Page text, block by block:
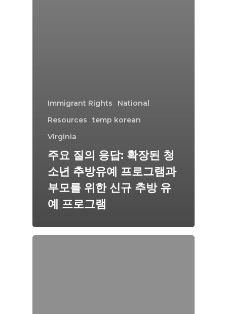
Immigrant Rights
National
Resources
temp korean
Virginia
주요 질의 응답: 확장된 청
소년 추방유예 프로그램과
부모를 위한 신규 추방 유
예 프로그램